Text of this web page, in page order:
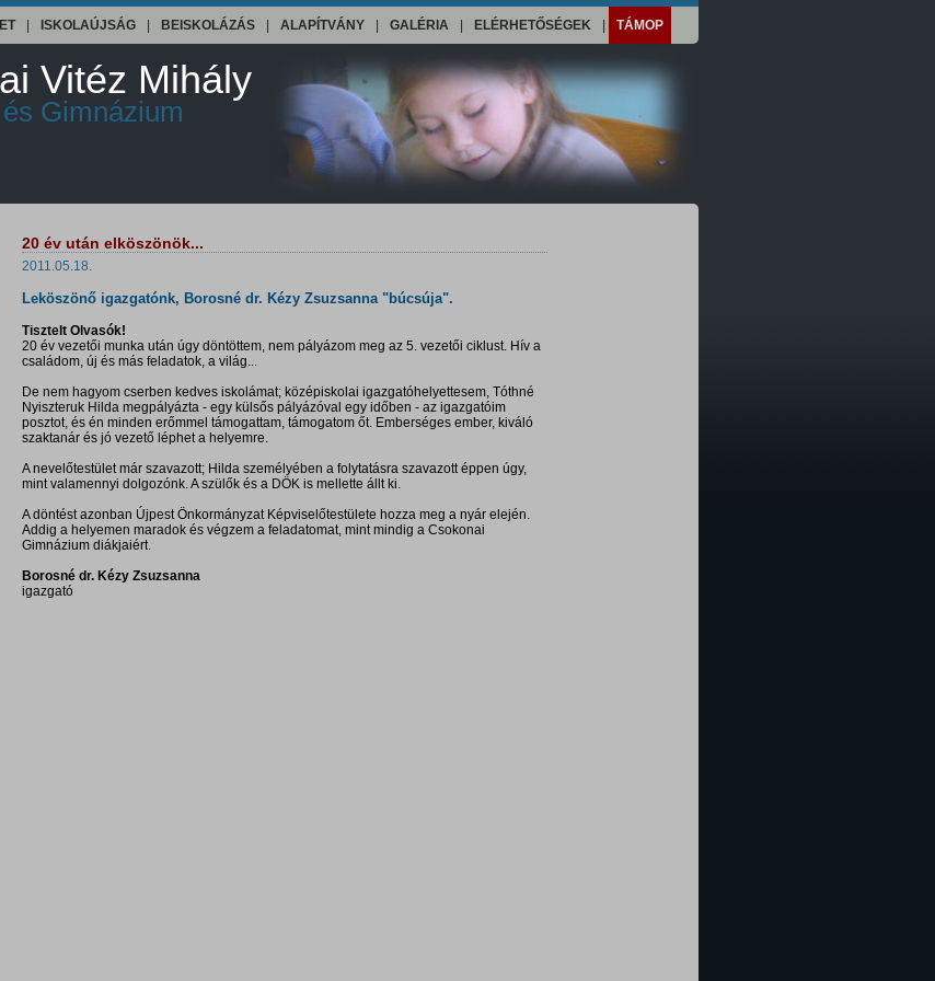
ISKOLAÚJSÁG BEISKOLÁZÁS ALAPÍTVÁNY GALÉRIA ELÉRHETŐSÉGEK TÁMOP
Vitéz Mihály
Gimnázium
20 év után elköszönök...
2011.05.18.
Leköszönő igazgatónk, Borosné dr. Kézy Zsuzsanna "búcsúja".
Tisztelt Olvasók!
20 év vezetői munka után úgy döntöttem, nem pályázom meg az 5. vezetői ciklust. Hív a
családom, új és más feladatok, a világ...
De nem hagyom cserben kedves iskolámat; középiskolai igazgatóhelyettesem, Tóthné
Nyiszteruk Hilda megpályázta - egy külsős pályázóval egy időben - az igazgatóim
posztot, és én minden erőmmel támogattam, támogatom őt. Emberséges ember, kiváló
szaktanár és jó vezető léphet a helyemre.
A nevelőtestület már szavazott; Hilda személyében a folytatásra szavazott éppen úgy,
mint valamennyi dolgozónk. A szülők és a DÖK is mellette állt ki.
A döntést azonban Újpest Önkormányzat Képviselőtestülete hozza meg a nyár elején.
Addig a helyemen maradok és végzem a feladatomat, mint mindig a Csokonai
Gimnázium diákjaiért.
Borosné dr. Kézy Zsuzsanna
igazgató